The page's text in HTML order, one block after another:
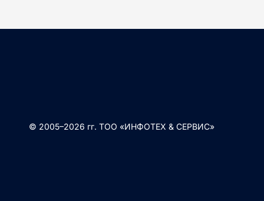
© 2005–2026 гг. ТОО «ИНФОТЕХ & СЕРВИС»